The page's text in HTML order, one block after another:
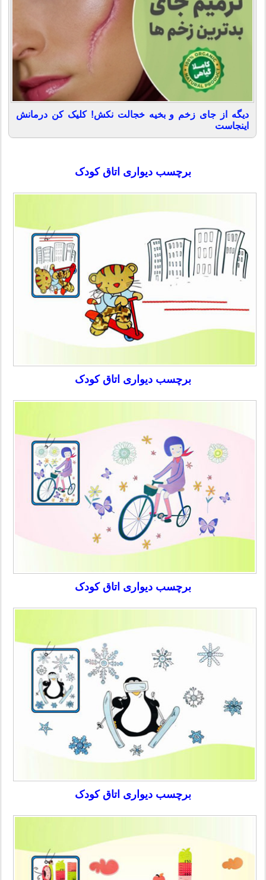
دیگه از جای زخم و بخیه خجالت نکش! کلیک کن درمانش
اینجاست
برچسب دیواری اتاق کودک
برچسب دیواری اتاق کودک
برچسب دیواری اتاق کودک
برچسب دیواری اتاق کودک